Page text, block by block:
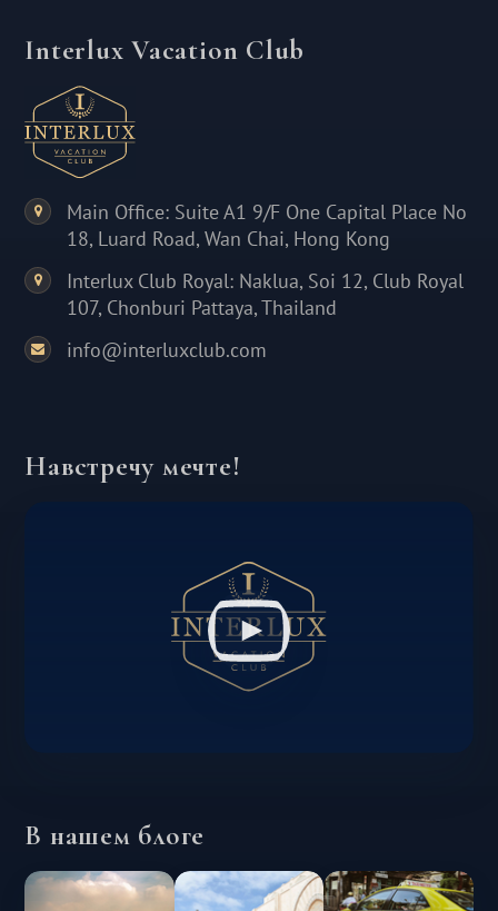
Interlux Vacation Club
Main Office: Suite A1 9/F One Capital Place No
18, Luard Road, Wan Chai, Hong Kong
Interlux Club Royal: Naklua, Soi 12, Club Royal
107, Chonburi Pattaya, Thailand
info@interluxclub.com
Навстречу мечте!
В нашем блоге